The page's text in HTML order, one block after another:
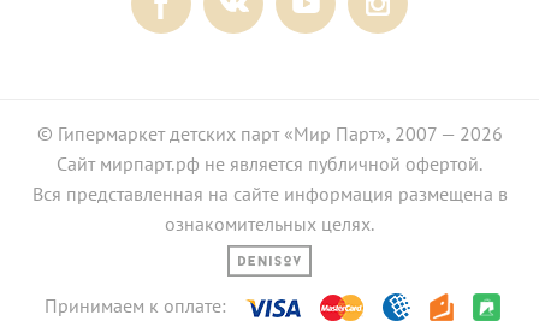
© Гипермаркет детских парт «Мир Парт», 2007 — 2026
Сайт мирпарт.рф не является публичной офертой.
Вся представленная на сайте информация размещена в
ознакомительных целях.
Принимаем к оплате: